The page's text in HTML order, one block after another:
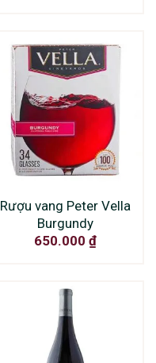
Rượu vang Peter Vella
Burgundy
650.000 ₫